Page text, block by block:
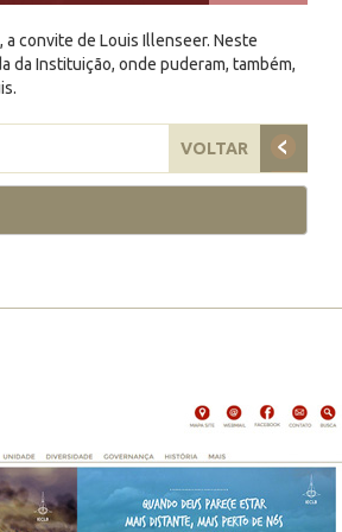
a convite de Louis Illenseer. Neste
da Instituição, onde puderam, também,
VOLTAR